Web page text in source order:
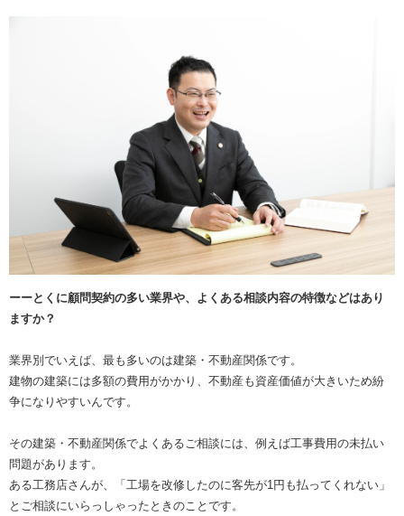
ーーとくに顧問契約の多い業界や、よくある相談内容の特徴などはあり
ますか？
業界別でいえば、最も多いのは建築・不動産関係です。
建物の建築には多額の費用がかかり、不動産も資産価値が大きいため紛
争になりやすいんです。
その建築・不動産関係でよくあるご相談には、例えば工事費用の未払い
問題があります。
ある工務店さんが、「工場を改修したのに客先が1円も払ってくれない」
とご相談にいらっしゃったときのことです。